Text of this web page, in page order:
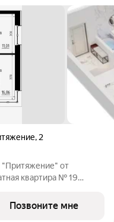
, 2
"Притяжение" от
квартира № 19
и
Позвоните мне